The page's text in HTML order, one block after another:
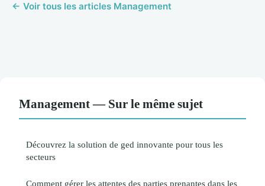
← Voir tous les articles Management
Management — Sur le même sujet
Découvrez la solution de ged innovante pour tous les
secteurs
Comment gérer les attentes des parties prenantes dans les